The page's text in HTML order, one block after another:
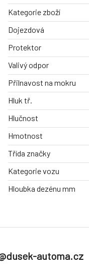
Kategorie zboží
Dojezdová
Protektor
Valivý odpor
Přilnavost na mokru
Hluk tř.
Hlučnost
Hmotnost
Třída značky
Kategorie vozu
Hloubka dezénu mm
automa.cz